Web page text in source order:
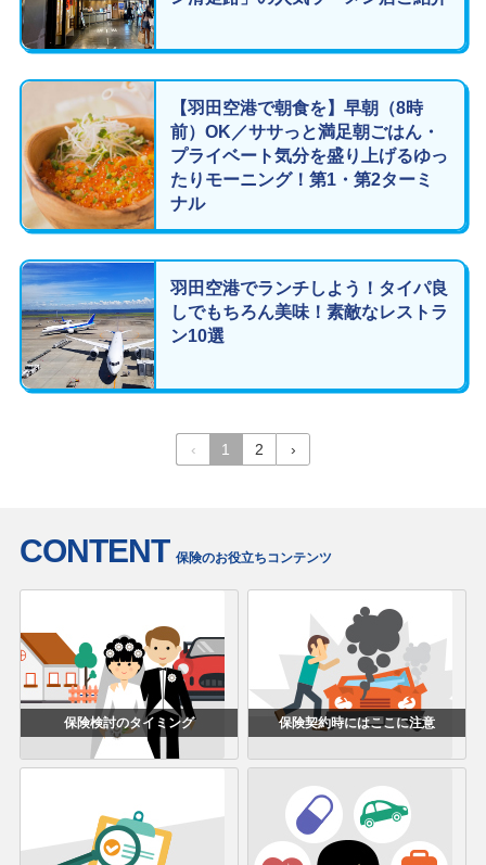
【羽田空港で朝食を】早朝（8時
前）OK／ササっと満足朝ごはん・
プライベート気分を盛り上げるゆっ
たりモーニング！第1・第2ターミ
ナル
羽田空港でランチしよう！タイパ良
しでもちろん美味！素敵なレストラ
ン10選
‹ 1 2 ›
CONTENT 保険のお役立ちコンテンツ
保険検討のタイミング 保険契約時にはここに注意